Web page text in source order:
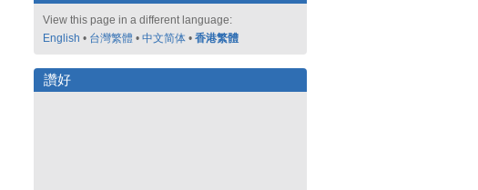
View this page in a different language:
English • 台灣繁體 • 中文简体 • 香港繁體
讚好